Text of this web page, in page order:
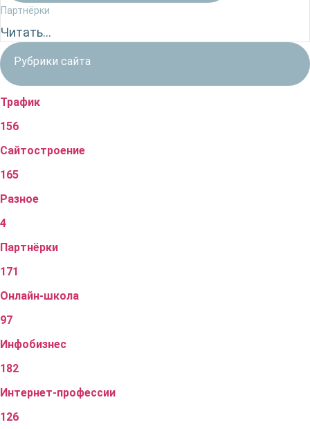
Партнёрки
Читать...
Рубрики сайта
Трафик
156
Сайтостроение
165
Разное
4
Партнёрки
171
Онлайн-школа
97
Инфобизнес
182
Интернет-профессии
126